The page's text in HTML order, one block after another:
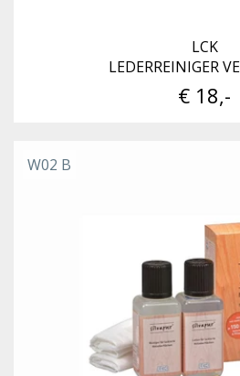
LCK
LEDERREINIGER
€ 18,-
W02 B